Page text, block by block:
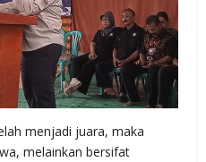
menjadi juara, maka
melainkan bersifat